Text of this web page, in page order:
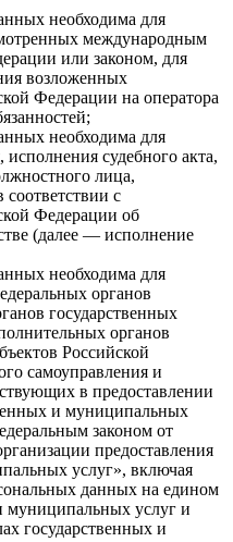
необходима для
международным
или законом, для
возложенных
Федерации на оператора
необходима для
судебного акта,
лица,
с
Федерации об
(далее — исполнение
необходима для
органов
государственных
органов
Российской
самоуправления и
в предоставлении
и муниципальных
законом от
предоставления
услуг», включая
данных на едином
муниципальных услуг и
государственных и